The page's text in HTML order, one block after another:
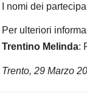
I nomi dei
Per ulteriori
Trentino Melinda:
Trento, 29 Marzo